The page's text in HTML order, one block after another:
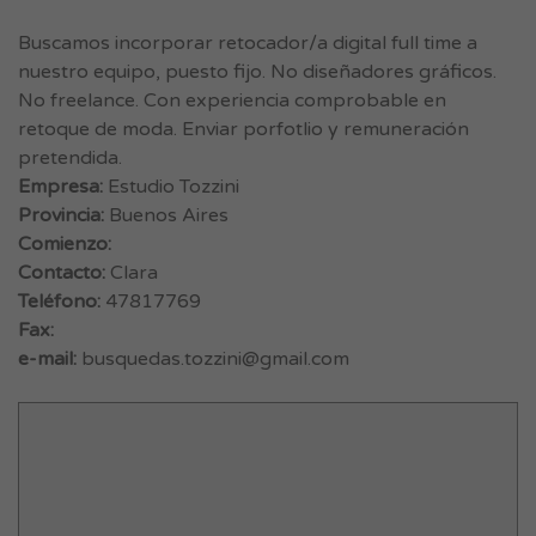
Buscamos incorporar retocador/a digital full time a
nuestro equipo, puesto fijo. No diseñadores gráficos.
No freelance. Con experiencia comprobable en
retoque de moda. Enviar porfotlio y remuneración
pretendida.
Empresa: Estudio Tozzini
Provincia: Buenos Aires
Comienzo:
Contacto: Clara
Teléfono: 47817769
Fax:
e-mail: busquedas.tozzini@gmail.com